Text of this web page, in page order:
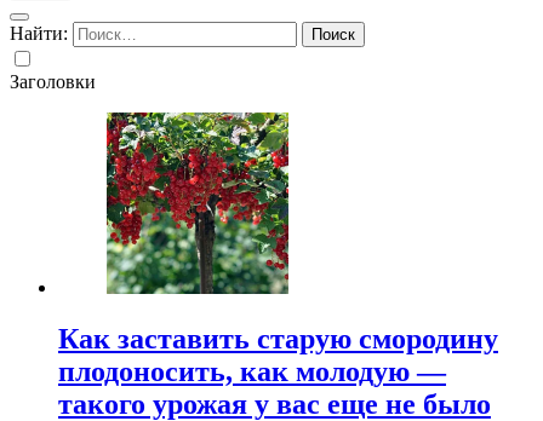
Найти:
Заголовки
Как заставить старую смородину
плодоносить, как молодую —
такого урожая у вас еще не было